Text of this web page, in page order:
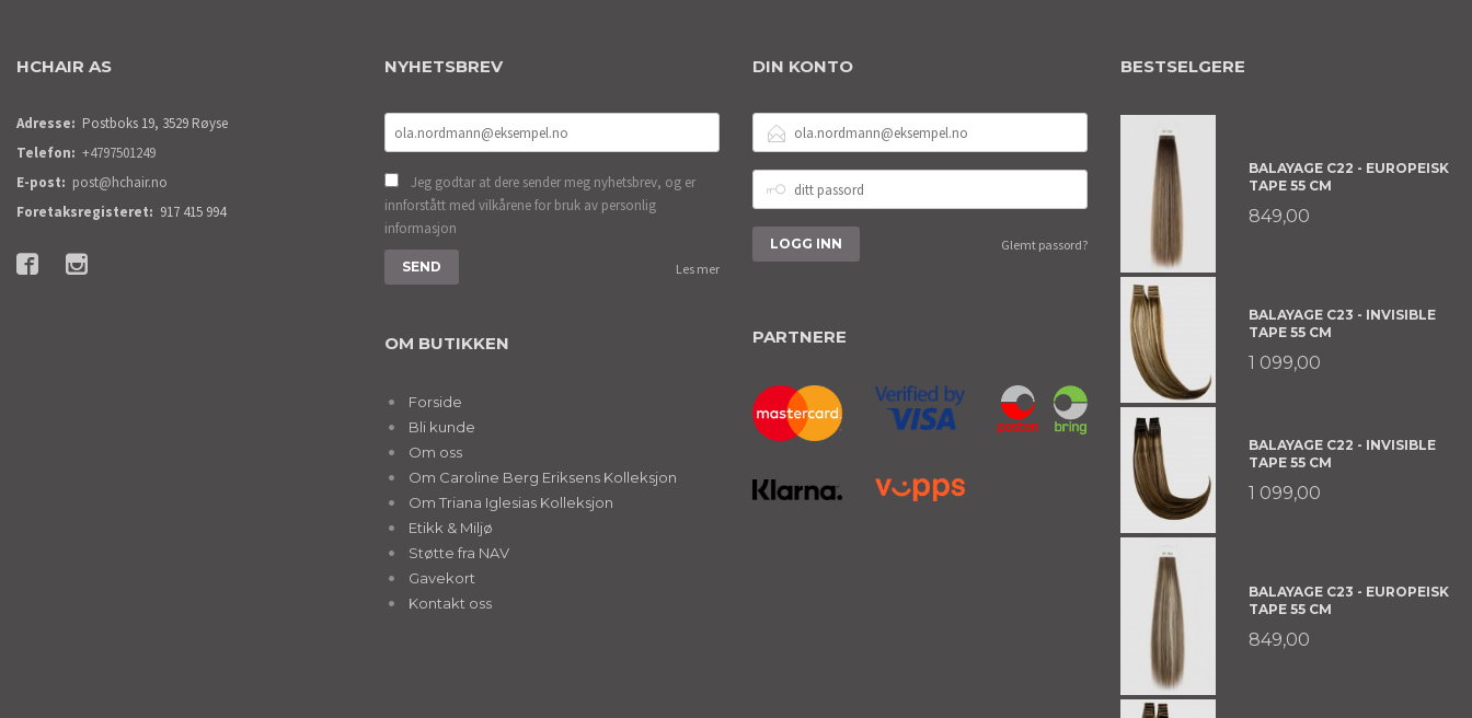
HCHAIR AS
Adresse: Postboks 19, 3529 Røyse
Telefon: +4797501249
E-post: post@hchair.no
Foretaksregisteret: 917 415 994
NYHETSBREV
Jeg godtar at dere sender meg nyhetsbrev, og er
innforstått med vilkårene for bruk av personlig
informasjon
Les mer
OM BUTIKKEN
Forside
Bli kunde
Om oss
Om Caroline Berg Eriksens Kolleksjon
Om Triana Iglesias Kolleksjon
Etikk & Miljø
Støtte fra NAV
Gavekort
Kontakt oss
DIN KONTO
POSTADRESSE
PASSORD
Glemt passord?
PARTNERE
BESTSELGERE
BALAYAGE C22 - EUROPEISK
TAPE 55 CM
849,00
BALAYAGE C23 - INVISIBLE
TAPE 55 CM
1 099,00
BALAYAGE C22 - INVISIBLE
TAPE 55 CM
1 099,00
BALAYAGE C23 - EUROPEISK
TAPE 55 CM
849,00